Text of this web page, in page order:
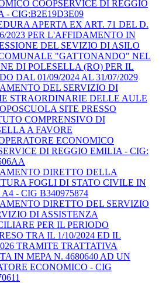
COOPSERVICE DI REGGIO
- CIG:B2E19D3E09
APERTA EX ART. 71 DEL D.
2023 PER L'AFFIDAMENTO IN
DEL SEVIZIO DI ASILO
"GATTONANDO" NEL
DI POLESELLA (RO) PER IL
DAL 01/09/2024 AL 31/07/2029
DEL SERVIZIO DI
STRAORDINARIE DELLE AULE
SITE PRESSO
COMPRENSIVO DI
A FAVORE
ECONOMICO
DI REGGIO EMILIA - CIG:
DIRETTO DELLA
FOGLI DI STATO CIVILE IN
- CIG B340975874
DIRETTO DEL SERVIZIO
DI ASSISTENZA
PER IL PERIODO
TRA IL 1/10/2024 ED IL
TRAMITE TRATTATIVA
IN MEPA N. 4680640 AD UN
ECONOMICO - CIG